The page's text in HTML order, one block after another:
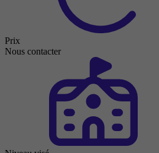
Prix
Nous contacter